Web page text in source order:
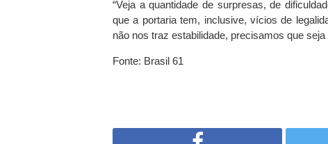
“Veja a quantidade de surpresas, de
que a portaria tem, inclusive, vícios de
não nos traz estabilidade, precisamos que
Fonte: Brasil 61